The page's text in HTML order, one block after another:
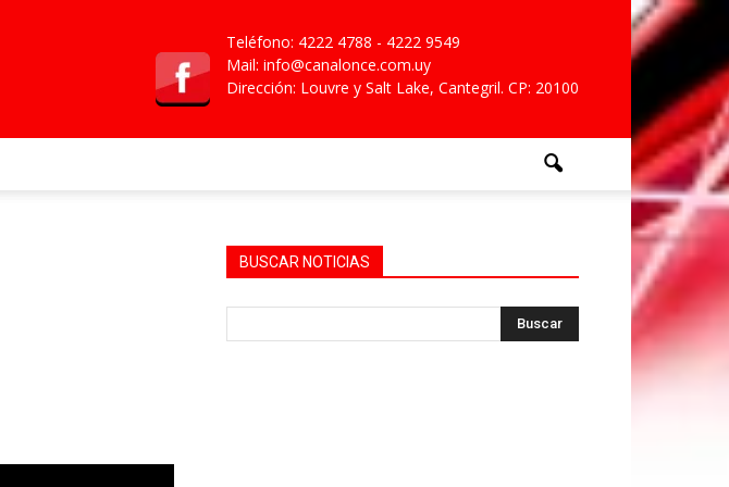
Teléfono: 4222 4788 - 4222 9549
Mail: info@canalonce.com.uy
Dirección: Louvre y Salt Lake, Cantegril. CP: 20100
BUSCAR NOTICIAS